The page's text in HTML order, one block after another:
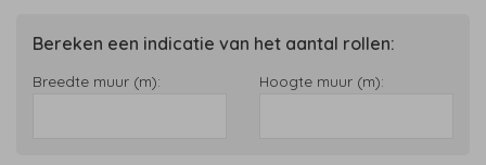
Bereken een indicatie van het aantal rollen:
Breedte muur (m): Hoogte muur (m):